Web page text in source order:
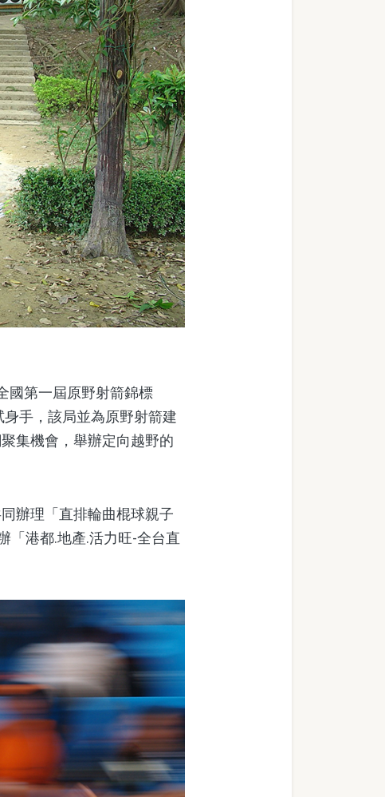
第一屆原野射箭錦標
手，該局並為原野射箭建
集機會，舉辦定向越野的
辦理「直排輪曲棍球親子
「港都.地產.活力旺-全台直